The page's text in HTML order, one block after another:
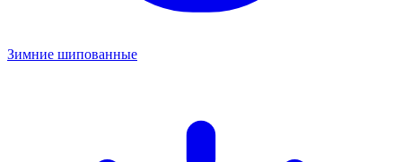
Зимние шипованные